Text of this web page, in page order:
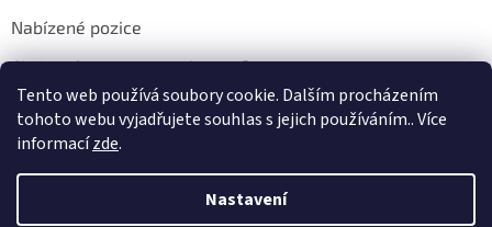
Tento web používá soubory cookie. Dalším procházením
tohoto webu vyjadřujete souhlas s jejich používáním.. Více
informacízde.
Nastavení
Nabízené pozice
Chci u vás pracovat. Jak na to?